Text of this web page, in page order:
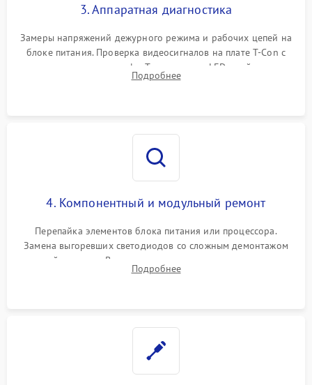
3. Аппаратная диагностика
Замеры напряжений дежурного режима и рабочих цепей на
блоке питания. Проверка видеосигналов на плате T-Con с
помощью осциллографа. Тестирование LED-драйвера и
светодиодных планок подсветки мультиметром.
Подробнее
4. Компонентный и модульный ремонт
Перепайка элементов блока питания или процессора.
Замена выгоревших светодиодов со сложным демонтажом
хрупкой матрицы. Восстановление поврежденных дорожек,
прошивка микросхем памяти EEPROM
Подробнее